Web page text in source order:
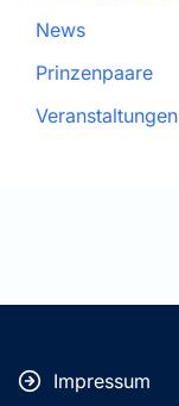
News
Prinzenpaare
Veranstaltungen
Impressum